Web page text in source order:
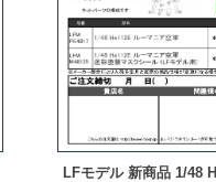
LFモデル 新商品 1/48